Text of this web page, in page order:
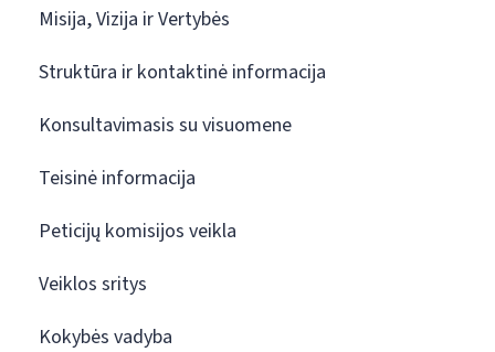
Misija, Vizija ir Vertybės
Struktūra ir kontaktinė informacija
Konsultavimasis su visuomene
Teisinė informacija
Peticijų komisijos veikla
Veiklos sritys
Kokybės vadyba